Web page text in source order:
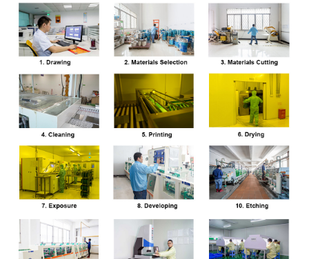
disques
encodeurs
dégraisser
les tôles
métalliques.
: Appliquer
une résine
sensible aux
UV.